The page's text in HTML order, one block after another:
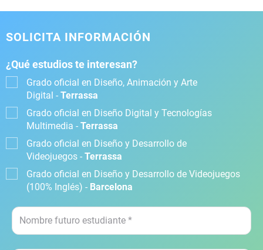
SOLICITA INFORMACIÓN
¿Qué estudios te interesan?
Grado oficial en Diseño, Animación y Arte
Digital - Terrassa
Grado oficial en Diseño Digital y Tecnologías
Multimedia - Terrassa
Grado oficial en Diseño y Desarrollo de
Videojuegos - Terrassa
Grado oficial en Diseño y Desarrollo de Videojuegos
(100% Inglés) - Barcelona